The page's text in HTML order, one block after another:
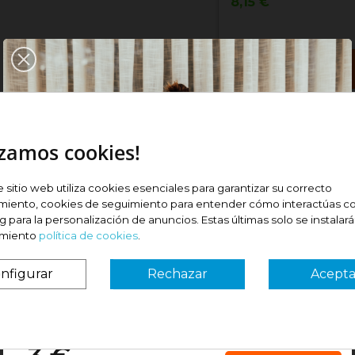
Comprar
Relevancia unfold_more
y cicatrizantes especialmente
¿Es tu primera vez? ¡SORPRESA!
cookies!
sitio web utiliza cookies esenciales para garantizar su correcto
cookies de seguimiento para entender cómo interactúas
para la personalización de anuncios. Estas últimas solo se
política de cookies
Rechazar